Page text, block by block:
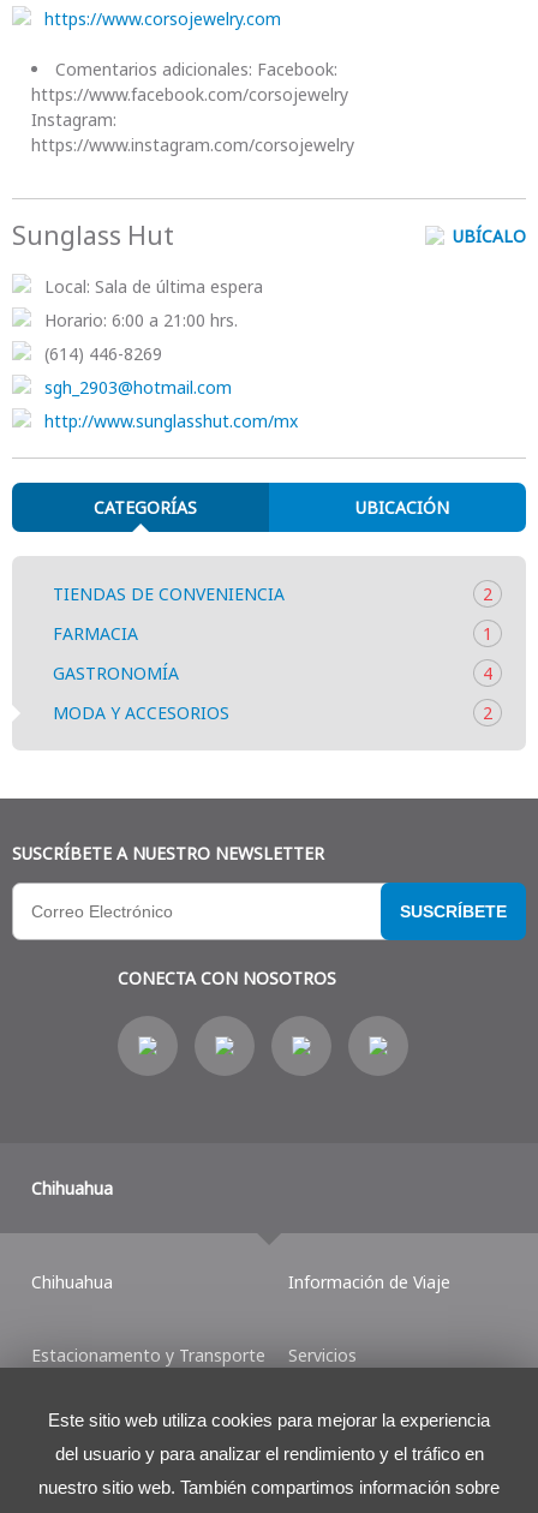
https://www.corsojewelry.com
Comentarios adicionales: Facebook:
https://www.facebook.com/corsojewelry
Instagram:
https://www.instagram.com/corsojewelry
Sunglass Hut
Local: Sala de última espera
Horario: 6:00 a 21:00 hrs.
(614) 446-8269
sgh_2903@hotmail.com
http://www.sunglasshut.com/mx
UBÍCALO
CATEGORÍAS UBICACIÓN
TIENDAS DE CONVENIENCIA
2
FARMACIA
1
GASTRONOMÍA
4
MODA Y ACCESORIOS
2
CONECTA CON NOSOTROS
SUSCRÍBETE A NUESTRO NEWSLETTER
SUSCRÍBETE
Chihuahua
Chihuahua
Estacionamento y Transporte
Shop & Dine
Información de Viaje
Servicios
Mapas del Aeropuerto
Este sitio web utiliza cookies para mejorar la experiencia
del usuario y para analizar el rendimiento y el tráfico en
nuestro sitio web. También compartimos información sobre